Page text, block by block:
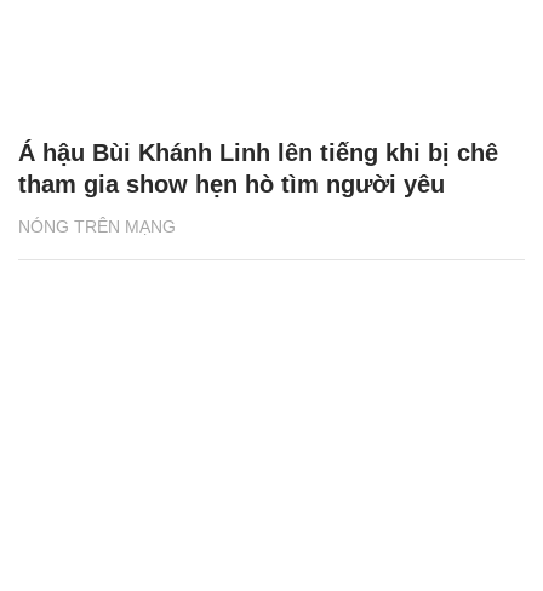
NÓNG TRÊN MẠNG
Á hậu Bùi Khánh Linh lên tiếng khi bị chê
tham gia show hẹn hò tìm người yêu